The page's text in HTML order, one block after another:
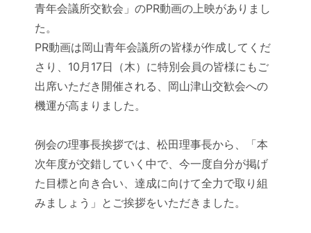
青年会議所交歓会」のPR動画の上映がありまし
た。
PR動画は岡山青年会議所の皆様が作成してくだ
さり、10月17日（木）に特別会員の皆様にもご
出席いただき開催される、岡山津山交歓会への
機運が高まりました。
例会の理事長挨拶では、松田理事長から、「本
次年度が交錯していく中で、今一度自分が掲げ
た目標と向き合い、達成に向けて全力で取り組
みましょう」とご挨拶をいただきました。